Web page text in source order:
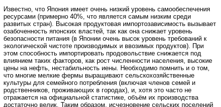
Известно, что Япония имеет очень низкий уровень самообеспечения
ресурсами (примерно 40%, что является самым низким среди
развитых стран). Высокая продуктовая импортозависимость вызывает
озабоченность японских властей, так как она снижает уровень
безопасности питания (в Японии очень высок уровень требований к
экологической чистоте производимых и ввозимых продуктов). При
этом способность импортировать продовольствие снижается под
влиянием таких факторов, как рост численности населения, высокие
цены на нефть, нестабильность иены. Необходимо помнить и о том,
что многие мелкие фермы выращивают сельскохозяйственные
культуры для семейного потребления (включая членов семей и
родственников, проживающих в городах), и, хотя это часто не
отражается на официальной статистике, объём их производства
достаточно велик. Таким образом, исчезновение сельских поселений